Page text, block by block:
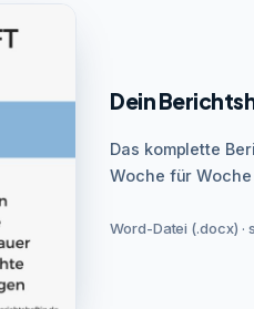
Dein
Das komplette
Woche für
Word-Datei (.docx)